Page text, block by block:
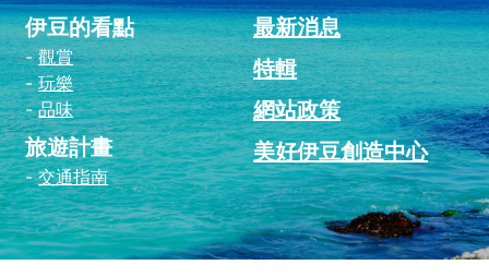
伊豆的看點
觀賞
玩樂
品味
旅遊計畫
交通指南
最新消息
特輯
網站政策
美好伊豆創造中心